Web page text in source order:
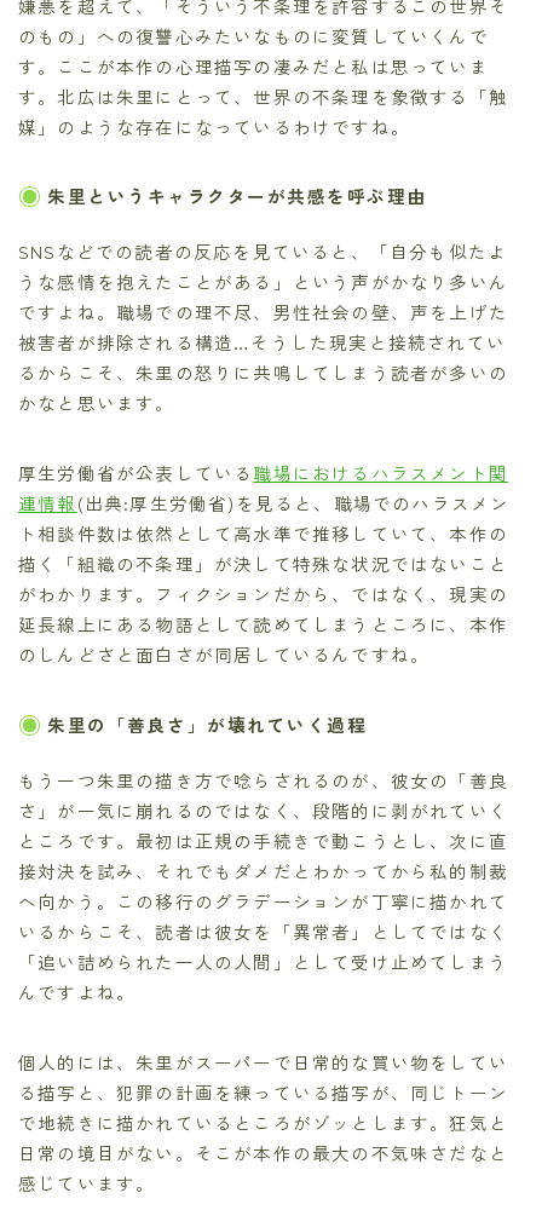
嫌悪を超えて、「そういう不条理を許容するこの世界そ
のもの」への復讐心みたいなものに変質していくんで
す。ここが本作の心理描写の凄みだと私は思っていま
す。北広は朱里にとって、世界の不条理を象徴する「触
媒」のような存在になっているわけですね。
朱里というキャラクターが共感を呼ぶ理由
SNSなどでの読者の反応を見ていると、「自分も似たよ
うな感情を抱えたことがある」という声がかなり多いん
ですよね。職場での理不尽、男性社会の壁、声を上げた
被害者が排除される構造…そうした現実と接続されてい
るからこそ、朱里の怒りに共鳴してしまう読者が多いの
かなと思います。
厚生労働省が公表している 職場におけるハラスメント関
連情報(出典:厚生労働省)を見ると、職場でのハラスメン
ト相談件数は依然として高水準で推移していて、本作の
描く「組織の不条理」が決して特殊な状況ではないこと
がわかります。フィクションだから、ではなく、現実の
延長線上にある物語として読めてしまうところに、本作
のしんどさと面白さが同居しているんですね。
朱里の「善良さ」が壊れていく過程
もう一つ朱里の描き方で唸らされるのが、彼女の「善良
さ」が一気に崩れるのではなく、段階的に剥がれていく
ところです。最初は正規の手続きで動こうとし、次に直
接対決を試み、それでもダメだとわかってから私的制裁
へ向かう。この移行のグラデーションが丁寧に描かれて
いるからこそ、読者は彼女を「異常者」としてではなく
「追い詰められた一人の人間」として受け止めてしまう
んですよね。
個人的には、朱里がスーパーで日常的な買い物をしてい
る描写と、犯罪の計画を練っている描写が、同じトーン
で地続きに描かれているところがゾッとします。狂気と
日常の境目がない。そこが本作の最大の不気味さだなと
感じています。